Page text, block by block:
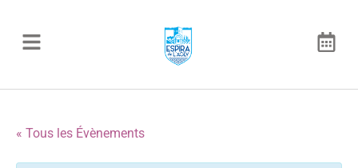
« Tous les Évènements